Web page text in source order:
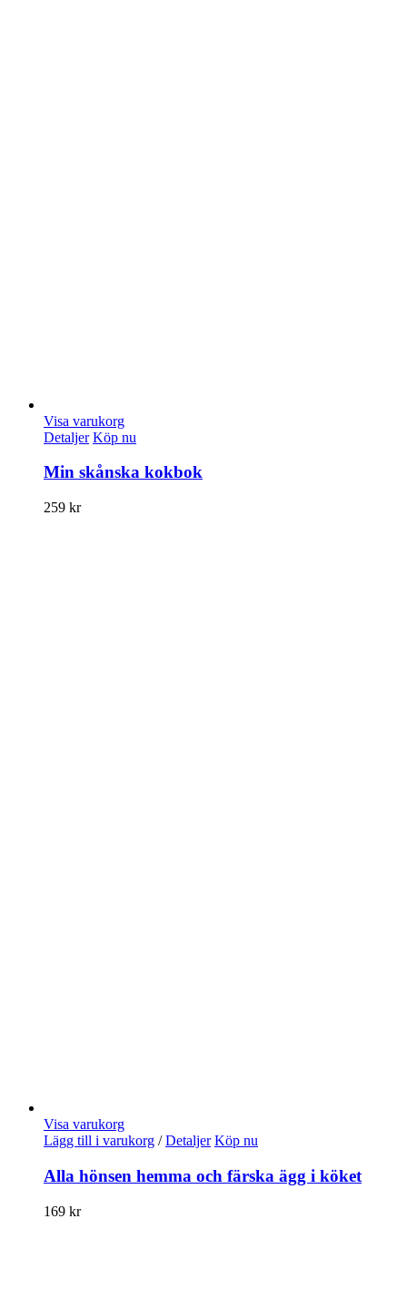
Visa varukorg
Detaljer Köp nu
Min skånska kokbok
259 kr
Visa varukorg
Lägg till i varukorg / Detaljer Köp nu
Alla hönsen hemma och färska ägg i köket
169 kr